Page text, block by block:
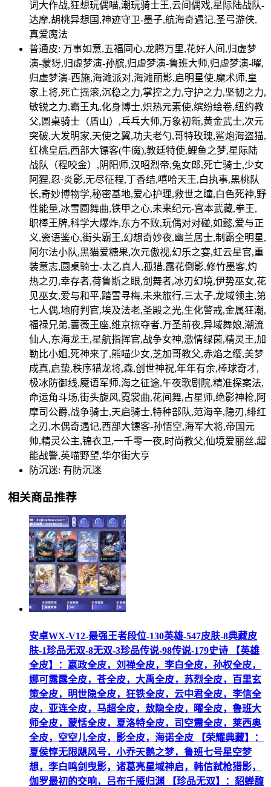
词大作战,狂想玩偶喵,潮玩骑士王,云间偶戏,星际陆战队-
达摩,胡桃异想国,神迹守卫-墨子,航海奇遇记,圣弓游侠,
真爱魔法
普通皮: 万事如意,五福同心,龙腾万里,花好人间,归虚梦
演-蒙犽,归虚梦演-孙膑,归虚梦演-鲁班大师,归虚梦演-曜,
归虚梦演-西施,海滩派对,海滩丽影,启明星使,魔术师,皇
家上将,死亡摇滚,沉稳之力,掌控之力,守护之力,坚韧之力,
敏锐之力,霸王丸,化身博士,炽热元素使,缤纷绘卷,纽约教
父,圆桌骑士（盾山）,乓乓大师,万象初新,黄金武士,次元
突破,大发明家,天使之翼,功夫老勺,哥特玫瑰,鲨炮海盗猫,
红桃皇后,西部大镖客(牛魔),教廷特使,鲤鱼之梦,星际陆
战队（程咬金）,阴阳师,汉昭烈帝,兔女郎,死亡骑士,少女
阿狸,忍·炎影,无尽征程,丁香结,嘻哈天王,白执事,黑桃队
长,奇妙博物学,秘密基地,爱心护理,救世之瞳,白色死神,野
性能量,冰雪圆舞曲,铁甲之心,未来纪元-宫本武藏,拳王,
职棒王牌,科学大爆炸,东方不败,玩偶对对碰,如懿,爱与正
义,瓷语鉴心,街头霸王,幻想奇妙夜,幽兰居士,制霸全明星,
阿尔法小队,黑猫爱糖果,次元傲视,幻乐之宴,虹云星官,重
装意志,圆桌骑士-太乙真人,孤猎,露花倒影,修竹墨客,灼
热之刃,幸存者,荷鲁斯之眼,剑舞者,冰刃幻境,伊势巫女,花
见巫女,爱与和平,踏雪寻梅,未来旅行,三太子,龙域领主,第
七人偶,地府判官,埃及法老,圣殿之光,生化警戒,金属狂潮,
福禄兄弟,蔷薇王座,维京掠夺者,万圣前夜,异域舞娘,潮流
仙人,东海龙王,星航指挥官,战争女神,激情绿茵,精灵王,加
勒比小姐,死神来了,熊喵少女,芝加哥教父,赤焰之缨,美梦
成真,启蛰,秩序猎龙将,森,创世神祝,年年有余,棒球奇才,
极冰防御线,魇语军师,海之征途,午夜歌剧院,精准探案法,
命运角斗场,街头旋风,霓裳曲,花间舞,占星师,绝影神枪,阿
摩司公爵,战争骑士,天启骑士,特种部队,范海辛,隐刃,绯红
之刃,木偶奇遇记,西部大镖客-孙悟空,海军大将,帝国元
帅,精灵公主,锦衣卫,一千零一夜,时尚教父,仙境爱丽丝,超
能战警,英喵野望,华尔街大亨
防沉迷: 有防沉迷
相关商品推荐
安卓WX-V12-最强王者段位-130英雄-547皮肤-8典藏皮
肤-1珍品无双-8无双-3珍品传说-98传说-179史诗 【英雄
全皮】：嬴政全皮，刘禅全皮，李白全皮，孙权全皮，
娜可露露全皮，苍全皮，大禹全皮，苏烈全皮，百里玄
策全皮，明世隐全皮，狂铁全皮，云中君全皮，李信全
皮，亚连全皮，马超全皮，敖隐全皮，曜全皮，鲁班大
师全皮，蒙恬全皮，夏洛特全皮，司空震全皮，莱西奥
全皮，空空儿全皮，影全皮，海诺全皮 【荣耀典藏】：
夏侯惇无限飓风号，小乔天鹅之梦，鲁班七号星空梦
想，李白鸣剑曳影，诸葛亮星域神启，韩信弑枪猎影，
伽罗最初的交响，吕布千魇归渊 【珍品无双】：貂蝉馥